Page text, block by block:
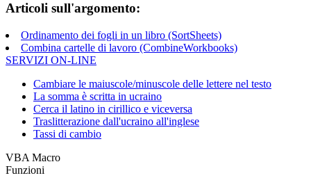
Articoli sull'argomento:
Ordinamento dei fogli in un libro (SortSheets)
Combina cartelle di lavoro (CombineWorkbooks)
SERVIZI ON-LINE
Cambiare le maiuscole/minuscole delle lettere nel testo
La somma è scritta in ucraino
Cerca il latino in cirillico e viceversa
Traslitterazione dall'ucraino all'inglese
Tassi di cambio
VBA Macro
Funzioni